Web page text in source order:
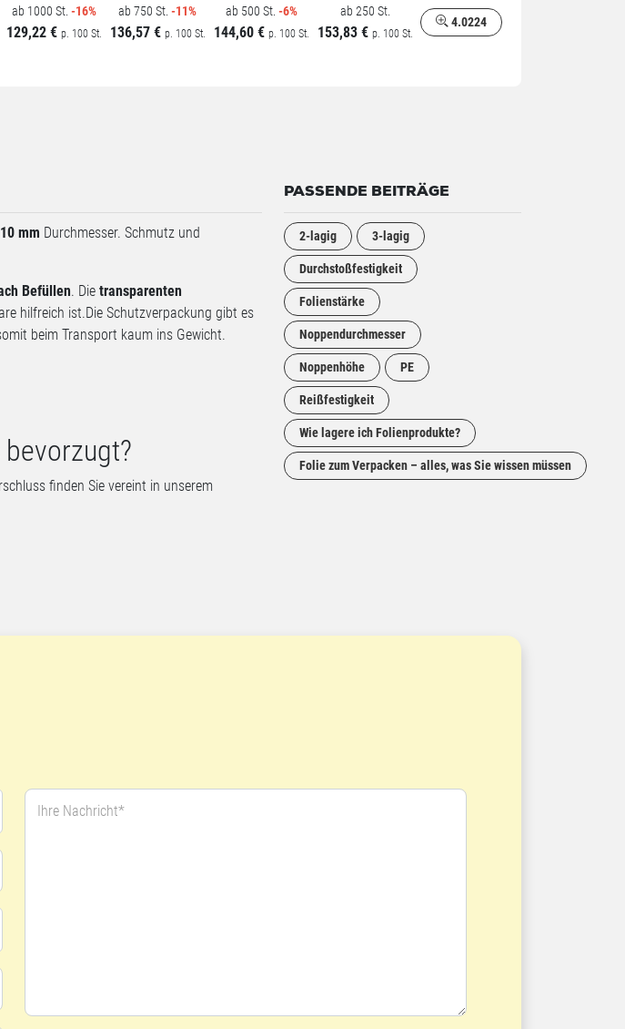
ab 1000 St. -16%
129,22 € p. 100 St.
ab 750 St. -11%
136,57 € p. 100 St.
ab 500 St. -6%
144,60 € p. 100 St.
ab 250 St.
153,83 € p. 100 St.
4.0224
mm Durchmesser. Schmutz und
Befüllen. Die transparenten
hilfreich ist.Die Schutzverpackung gibt es
beim Transport kaum ins Gewicht.
finden Sie vereint in unserem
PASSENDE BEITRÄGE
2-lagig 3-lagig
Durchstoßfestigkeit
Folienstärke
Noppendurchmesser
Noppenhöhe PE
Reißfestigkeit
Wie lagere ich Folienprodukte?
Folie zum Verpacken – alles, was Sie wissen müssen
Ihre Nachricht*